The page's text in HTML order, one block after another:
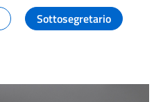
Sottosegretario